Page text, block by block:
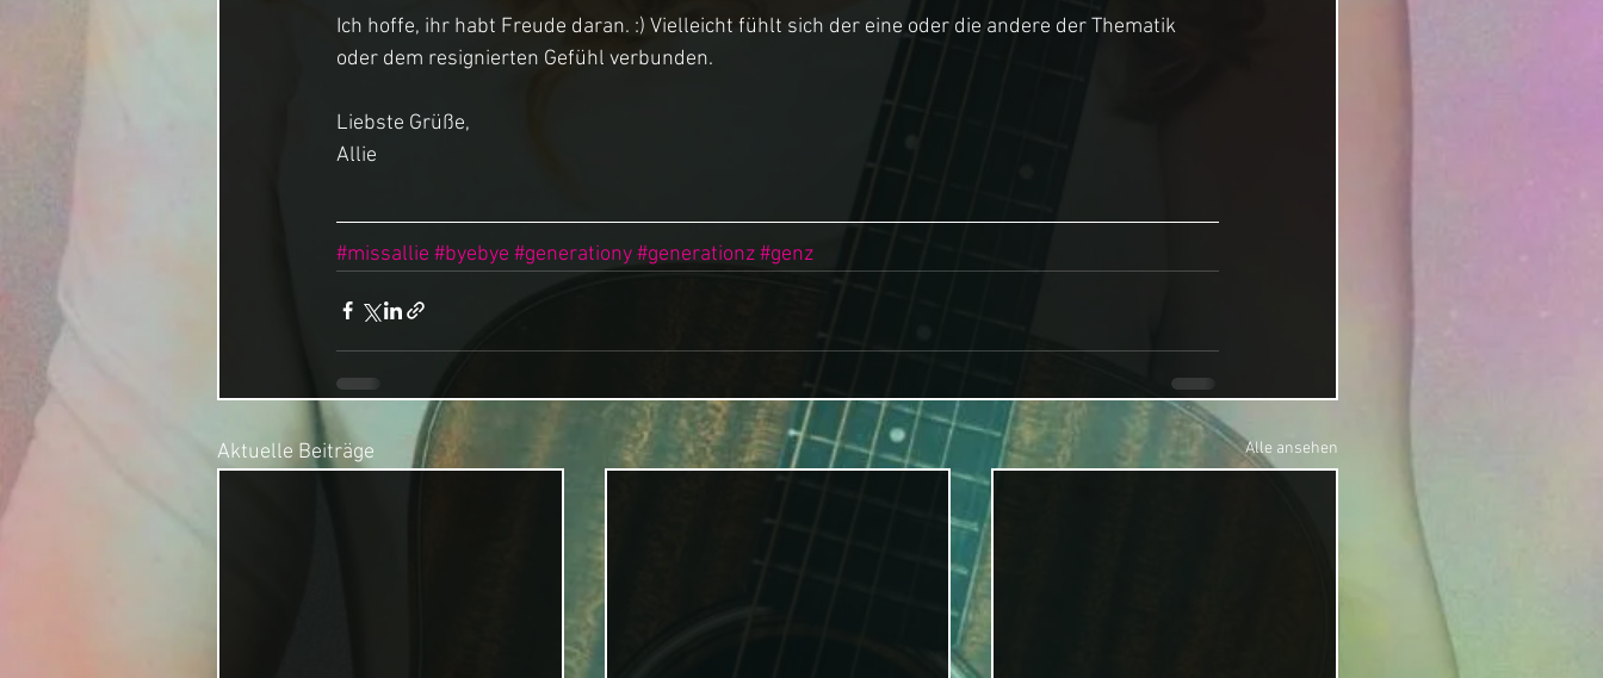
Ich hoffe, ihr habt Freude daran. :) Vielleicht fühlt sich der eine oder die andere der Thematik
oder dem resignierten Gefühl verbunden.
Liebste Grüße,
Allie
#missallie #byebye #generationy#generationz#genz
Aktuelle Beiträge Alle ansehen